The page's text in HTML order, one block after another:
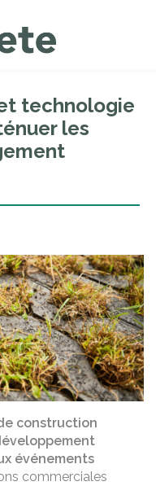
technologie
les
construction
événements
commerciales